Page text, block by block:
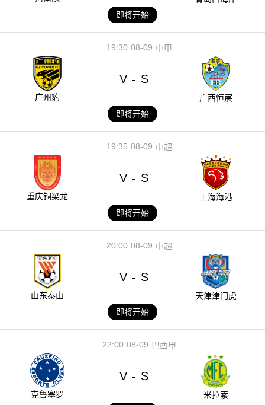
即将开始
08-09
19:30 中甲
广州豹
V - S
广西恒宸
即将开始
08-09
19:35 中超
重庆铜梁龙
V - S
上海海港
即将开始
08-09
20:00 中超
山东泰山
V - S
天津津门虎
即将开始
08-09
22:00 巴西甲
克鲁塞罗
V - S
米拉索